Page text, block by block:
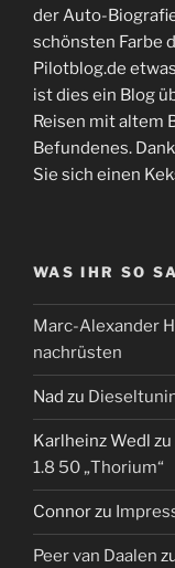
der Auto-
schönsten Farbe
Pilotblog.de
ist dies ein Blog
Reisen mit altem
Befundenes.
Sie sich einen
WAS IHR SO
Marc-Alexander
nachrüsten
Nad zu
Karlheinz Wedl zu
1.8 50 „Thorium“
Connorzu
Peer van Daalen